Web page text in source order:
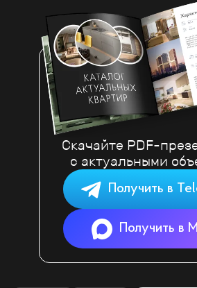
Скачайте PDF-
с актуальными
Получить в
Получить в